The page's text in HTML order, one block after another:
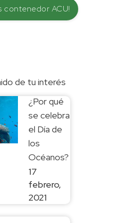
contenedor ACU!
de tu interés
¿Por qué
se celebra
el Día de
los
Océanos?
17
febrero,
2021